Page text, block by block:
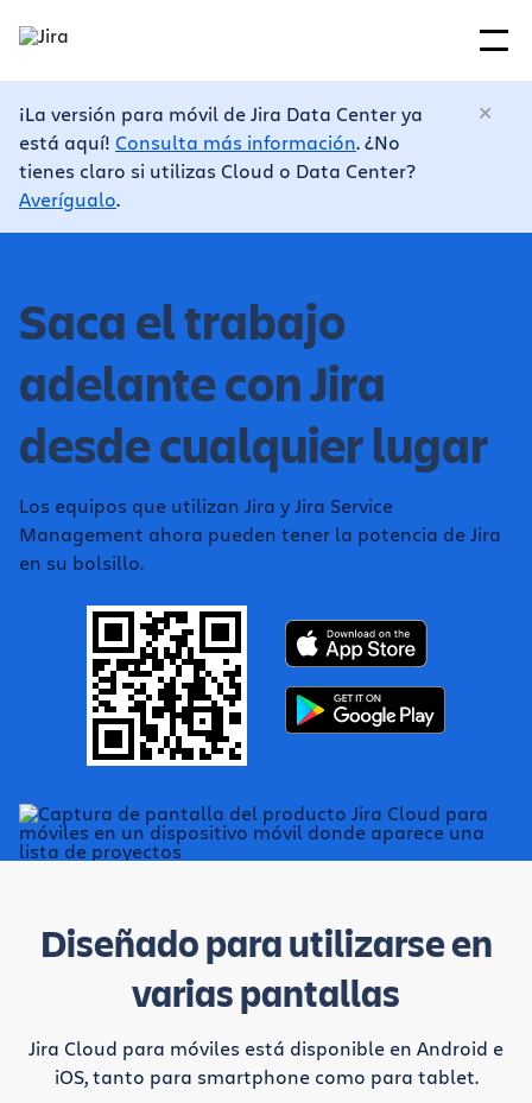
¡La versión para móvil de Jira Data Center ya
está aquí! Consulta más información. ¿No
tienes claro si utilizas Cloud o Data Center?
Averígualo.
Saca el trabajo
adelante con Jira
desde cualquier lugar
Los equipos que utilizan Jira y Jira Service
Management ahora pueden tener la potencia de Jira
en su bolsillo.
Diseñado para utilizarse en
varias pantallas
Jira Cloud para móviles está disponible en Android e
iOS, tanto para smartphone como para tablet.